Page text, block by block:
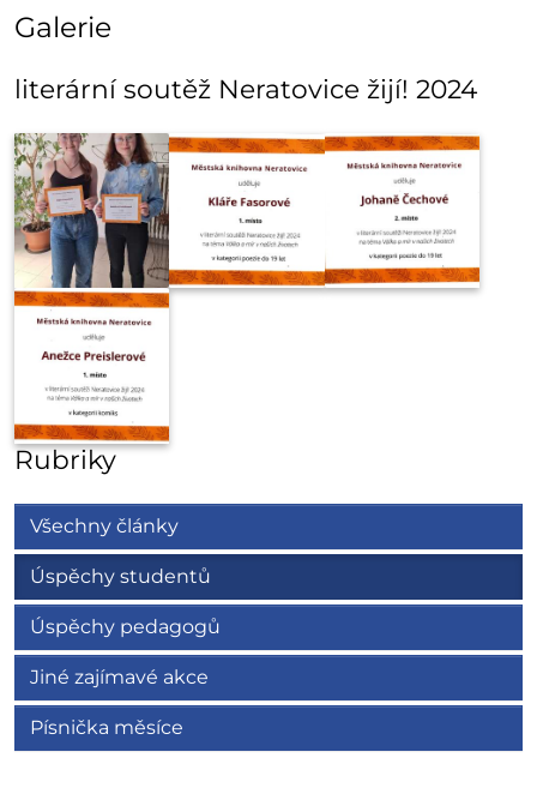
Galerie
literární soutěž Neratovice žijí! 2024
Rubriky
Všechny články
Úspěchy studentů
Úspěchy pedagogů
Jiné zajímavé akce
Písnička měsíce